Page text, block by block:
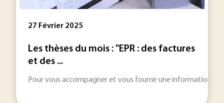
27 Février 2025
Les thèses du mois : "EPR : des factures
et des ...
Pour vous accompagner et vous fournir une information